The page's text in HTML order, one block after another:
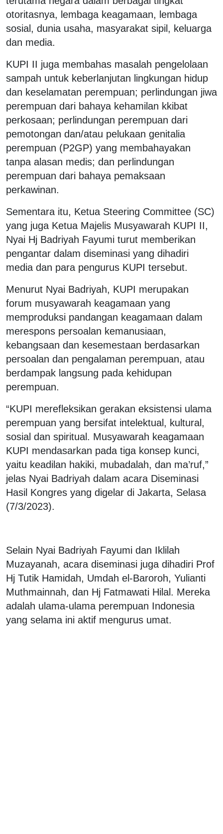
otoritasnya, lembaga keagamaan, lembaga
sosial, dunia usaha, masyarakat sipil, keluarga
dan media.
KUPI II juga membahas masalah pengelolaan
sampah untuk keberlanjutan lingkungan hidup
dan keselamatan perempuan; perlindungan jiwa
perempuan dari bahaya kehamilan kkibat
perkosaan; perlindungan perempuan dari
pemotongan dan/atau pelukaan genitalia
perempuan (P2GP) yang membahayakan
tanpa alasan medis; dan perlindungan
perempuan dari bahaya pemaksaan
perkawinan.
Sementara itu, Ketua Steering Committee (SC)
yang juga Ketua Majelis Musyawarah KUPI II,
Nyai Hj Badriyah Fayumi turut memberikan
pengantar dalam diseminasi yang dihadiri
media dan para pengurus KUPI tersebut.
Menurut Nyai Badriyah, KUPI merupakan
forum musyawarah keagamaan yang
memproduksi pandangan keagamaan dalam
merespons persoalan kemanusiaan,
kebangsaan dan kesemestaan berdasarkan
persoalan dan pengalaman perempuan, atau
berdampak langsung pada kehidupan
perempuan.
“KUPI merefleksikan gerakan eksistensi ulama
perempuan yang bersifat intelektual, kultural,
sosial dan spiritual. Musyawarah keagamaan
KUPI mendasarkan pada tiga konsep kunci,
yaitu keadilan hakiki, mubadalah, dan ma’ruf,”
jelas Nyai Badriyah dalam acara Diseminasi
Hasil Kongres yang digelar di Jakarta, Selasa
(7/3/2023).
Selain Nyai Badriyah Fayumi dan Iklilah
Muzayanah, acara diseminasi juga dihadiri Prof
Hj Tutik Hamidah, Umdah el-Baroroh, Yulianti
Muthmainnah, dan Hj Fatmawati Hilal. Mereka
adalah ulama-ulama perempuan Indonesia
yang selama ini aktif mengurus umat.